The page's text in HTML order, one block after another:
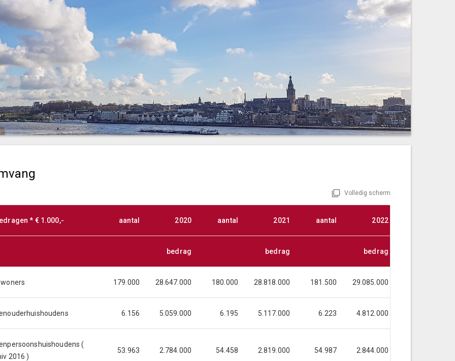
Volledig scherm
* € 1.000,- aantal 2020 aantal 2021 aantal 2022
bedrag bedrag bedrag
179.000 28.647.000 180.000 28.818.000 181.500 29.085.000
6.156 5.059.000 6.195 5.117.000 6.223 4.812.000
(
2016 )
53.963 2.784.000 54.458 2.819.000 54.987 2.844.000